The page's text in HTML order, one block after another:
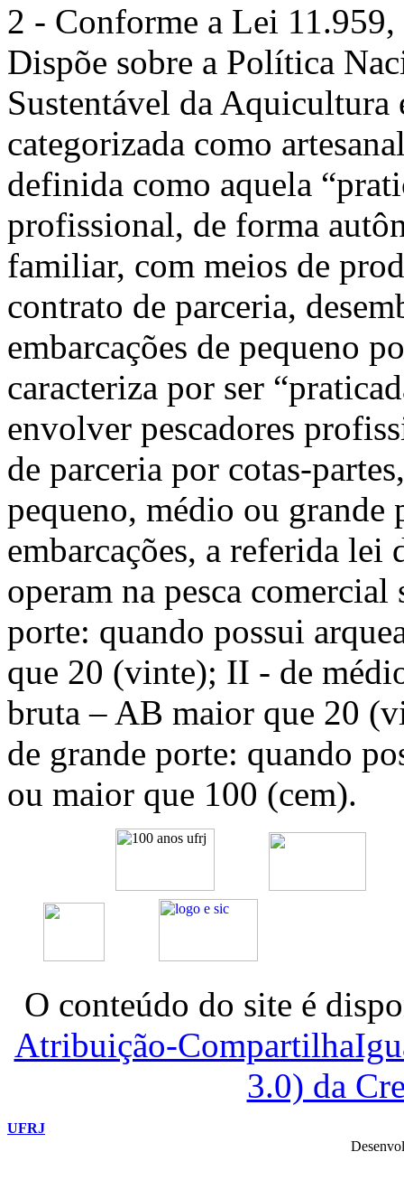
2 - Conforme a Lei
Dispõe sobre a Política
Sustentável da Aquicultura
categorizada como
definida como aquela
profissional, de forma
familiar, com meios de
contrato de parceria,
embarcações de pequeno
caracteriza por ser
envolver pescadores
de parceria por cotas-
pequeno, médio ou grande
embarcações, a referida lei
operam na pesca
porte: quando possui
que 20 (vinte); II - de
bruta – AB maior que 20
de grande porte: quando
ou maior que 100 (cem).
O conteúdo do site é
Atribuição-
3.0) da
UFRJ